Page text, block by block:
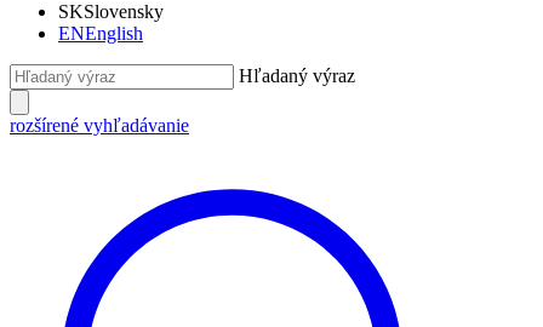
SKSlovensky
ENEnglish
Hľadaný výraz
rozšírené vyhľadávanie